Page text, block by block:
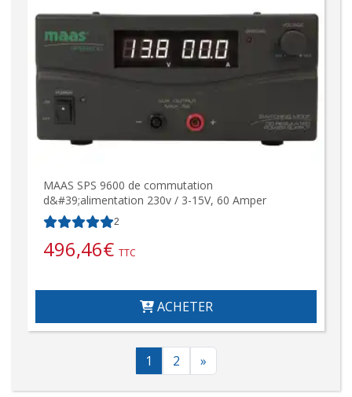
MAAS SPS 9600 de commutation
d&#39;alimentation 230v / 3-15V, 60 Amper
2
496,46€ TTC
ACHETER
1 2 »